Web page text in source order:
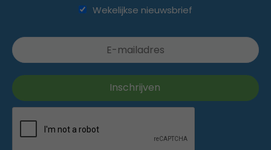
Wekelijkse nieuwsbrief